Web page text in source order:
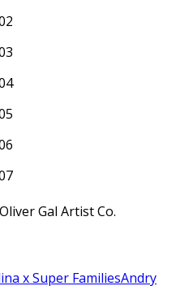
Gal Artist Co.
Andry